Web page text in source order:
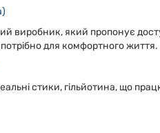
виробник, який пропонує
для комфортного життя.
стики, гільйотина, що